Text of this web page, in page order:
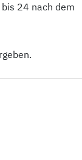
24 nach dem